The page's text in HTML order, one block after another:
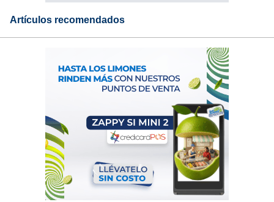
Artículos recomendados